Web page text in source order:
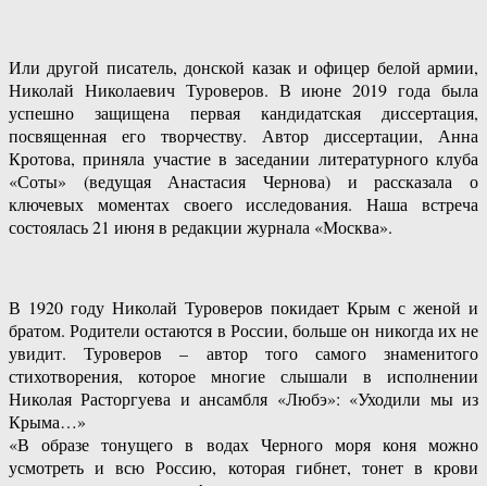
Или другой писатель, донской казак и офицер белой армии,
Николай Николаевич Туроверов. В июне 2019 года была
успешно защищена первая кандидатская диссертация,
посвященная его творчеству. Автор диссертации, Анна
Кротова, приняла участие в заседании литературного клуба
«Соты» (ведущая Анастасия Чернова) и рассказала о
ключевых моментах своего исследования. Наша встреча
состоялась 21 июня в редакции журнала «Москва».
В 1920 году Николай Туроверов покидает Крым с женой и
братом. Родители остаются в России, больше он никогда их не
увидит. Туроверов – автор того самого знаменитого
стихотворения, которое многие слышали в исполнении
Николая Расторгуева и ансамбля «Любэ»: «Уходили мы из
Крыма…»
«В образе тонущего в водах Черного моря коня можно
усмотреть и всю Россию, которая гибнет, тонет в крови